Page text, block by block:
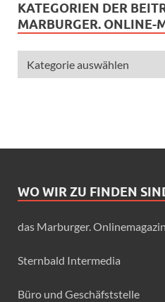
KATEGORIEN DER
MARBURGER. ONLINE-
WO WIR ZU FINDEN
das Marburger. Onlinemagazin
Sternbald Intermedia
Büro und Geschäfststelle